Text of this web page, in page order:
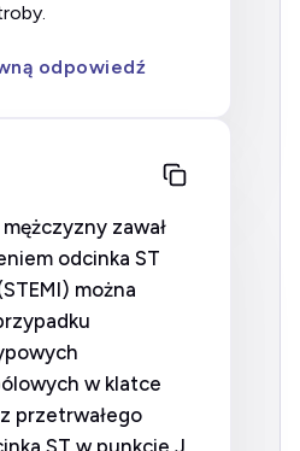
odpowiedź
zawał
odcinka ST
można
w klatce
przetrwałego
ST w punkcie J